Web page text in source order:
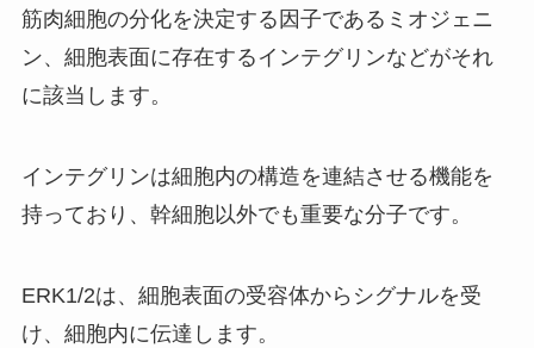
筋肉細胞の分化を決定する因子であるミオジェニ
ン、細胞表面に存在するインテグリンなどがそれ
に該当します。
インテグリンは細胞内の構造を連結させる機能を
持っており、幹細胞以外でも重要な分子です。
ERK1/2は、細胞表面の受容体からシグナルを受
け、細胞内に伝達します。